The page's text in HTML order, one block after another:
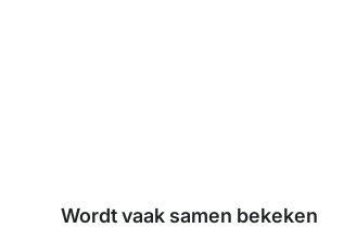
Wordt vaak samen bekeken